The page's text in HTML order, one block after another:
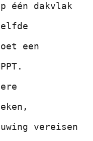
één dakvlak
een
vereisen